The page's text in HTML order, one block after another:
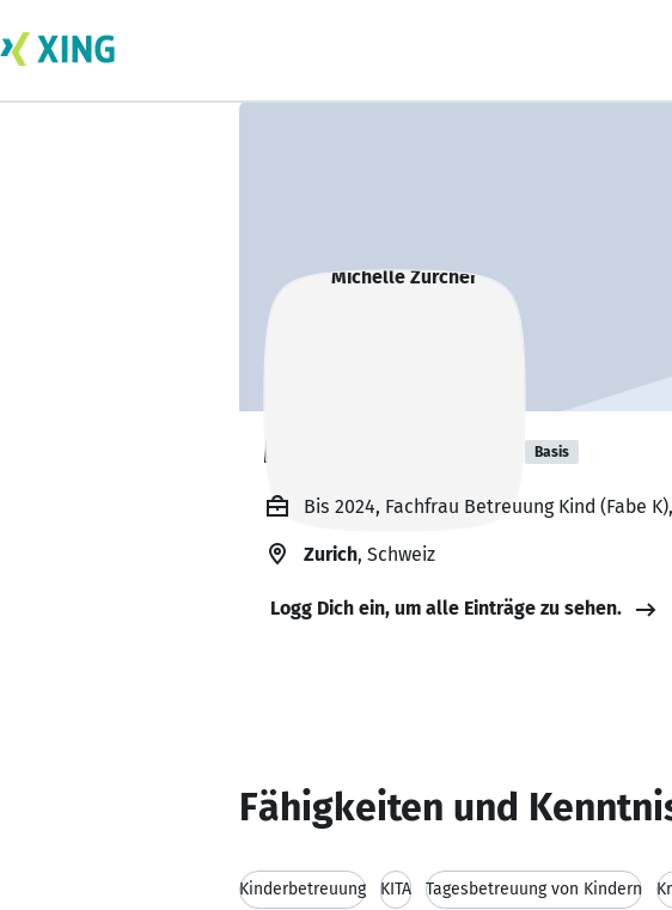
Michelle Zürcher Basis
Bis 2024, Fachfrau Betreuung Kind (Fabe
Zurich, Schweiz
Logg Dich ein, um alle Einträge zu sehen.
Fähigkeiten und
Kinderbetreuung KITA Tagesbetreuung von Kindern